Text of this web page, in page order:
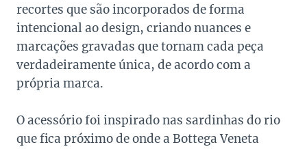
recortes que são incorporados de forma
intencional ao design, criando nuances e
marcações gravadas que tornam cada peça
verdadeiramente única, de acordo com a
própria marca.
O acessório foi inspirado nas sardinhas do rio
que fica próximo de onde a Bottega Veneta